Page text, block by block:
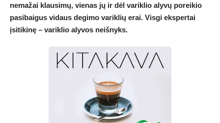
nemažai klausimų, vienas jų ir dėl variklio alyvų poreikio
pasibaigus vidaus degimo variklių erai. Visgi ekspertai
įsitikinę – variklio alyvos neišnyks.